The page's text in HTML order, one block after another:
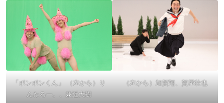
「ポンポンくん」 （左から）り
んたろー。、兼近大樹
（左から）加賀翔、賀屋壮也